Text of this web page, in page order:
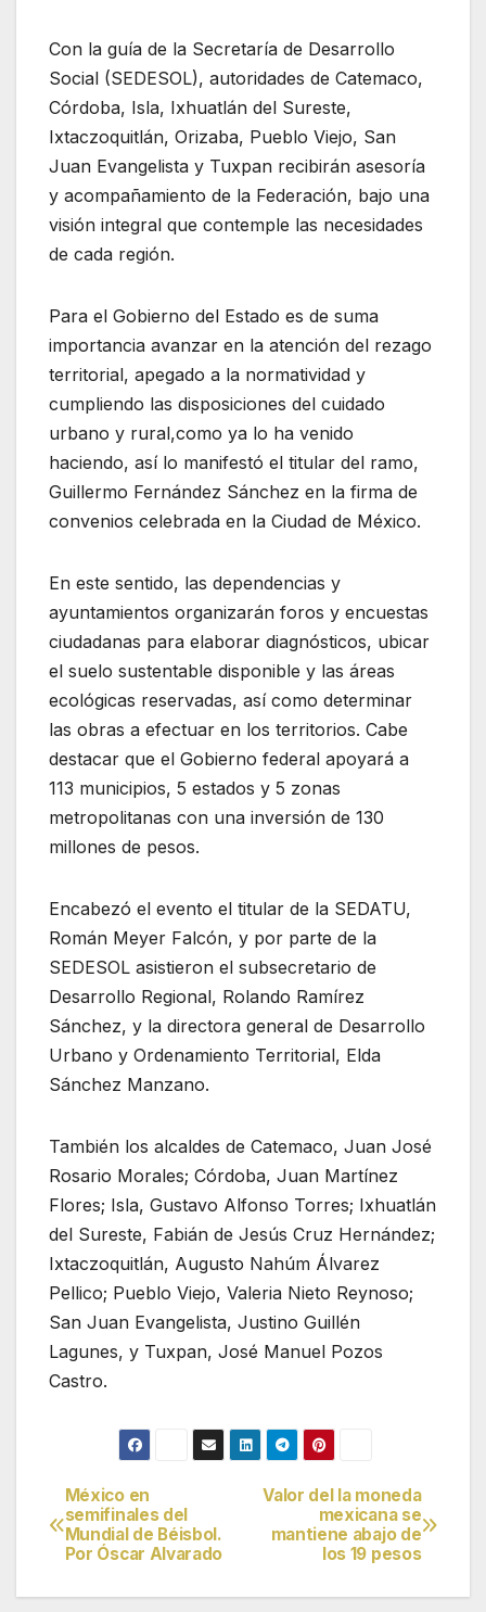
Con la guía de la Secretaría de Desarrollo
Social (SEDESOL), autoridades de Catemaco,
Córdoba, Isla, Ixhuatlán del Sureste,
Ixtaczoquitlán, Orizaba, Pueblo Viejo, San
Juan Evangelista y Tuxpan recibirán asesoría
y acompañamiento de la Federación, bajo una
visión integral que contemple las necesidades
de cada región.
Para el Gobierno del Estado es de suma
importancia avanzar en la atención del rezago
territorial, apegado a la normatividad y
cumpliendo las disposiciones del cuidado
urbano y rural,como ya lo ha venido
haciendo, así lo manifestó el titular del ramo,
Guillermo Fernández Sánchez en la firma de
convenios celebrada en la Ciudad de México.
En este sentido, las dependencias y
ayuntamientos organizarán foros y encuestas
ciudadanas para elaborar diagnósticos, ubicar
el suelo sustentable disponible y las áreas
ecológicas reservadas, así como determinar
las obras a efectuar en los territorios. Cabe
destacar que el Gobierno federal apoyará a
113 municipios, 5 estados y 5 zonas
metropolitanas con una inversión de 130
millones de pesos.
Encabezó el evento el titular de la SEDATU,
Román Meyer Falcón, y por parte de la
SEDESOL asistieron el subsecretario de
Desarrollo Regional, Rolando Ramírez
Sánchez, y la directora general de Desarrollo
Urbano y Ordenamiento Territorial, Elda
Sánchez Manzano.
También los alcaldes de Catemaco, Juan José
Rosario Morales; Córdoba, Juan Martínez
Flores; Isla, Gustavo Alfonso Torres; Ixhuatlán
del Sureste, Fabián de Jesús Cruz Hernández;
Ixtaczoquitlán, Augusto Nahúm Álvarez
Pellico; Pueblo Viejo, Valeria Nieto Reynoso;
San Juan Evangelista, Justino Guillén
Lagunes, y Tuxpan, José Manuel Pozos
Castro.
Navegación
de
entradas
Valor del la moneda
mexicana se
mantiene abajo de
los 19 pesos
México en
semifinales del
Mundial de Béisbol.
Por Óscar Alvarado